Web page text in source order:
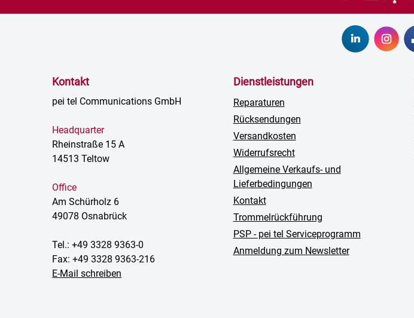
Kontakt
pei tel Communications GmbH
Headquarter
Rheinstraße 15 A
14513 Teltow
Office
Am Schürholz 6
49078 Osnabrück
Tel.: +49 3328 9363-0
Fax: +49 3328 9363-216
E-Mail schreiben
Dienstleistungen
Reparaturen
Rücksendungen
Versandkosten
Widerrufsrecht
Allgemeine Verkaufs- und
Lieferbedingungen
Kontakt
Trommelrückführung
PSP - pei tel Serviceprogramm
Anmeldung zum Newsletter